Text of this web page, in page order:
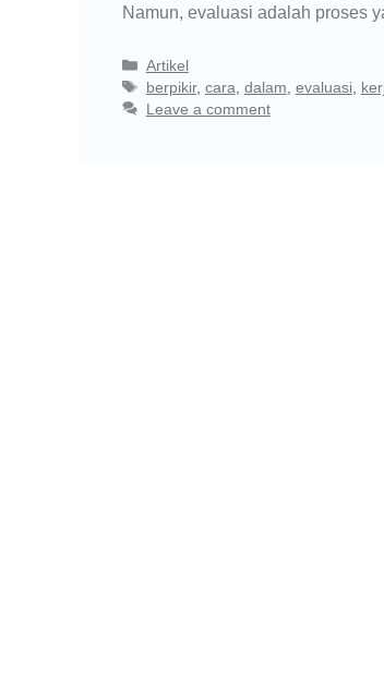
Namun, evaluasi adalah proses
Artikel
berpikir, cara dalam evaluasi,
Leave a comment